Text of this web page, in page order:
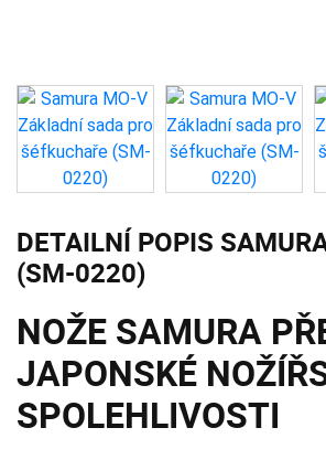
DETAILNÍ POPIS
(SM-0220)
NOŽE SAMURA
JAPONSKÉ
SPOLEHLIVOSTI